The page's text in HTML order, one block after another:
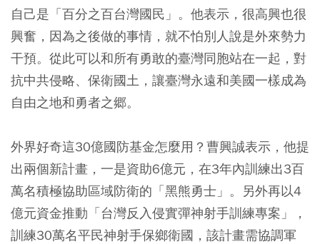
自己是「百分之百台灣國民」。他表示，很高興也很
興奮，因為之後做的事情，就不怕別人說是外來勢力
干預。從此可以和所有勇敢的臺灣同胞站在一起，對
抗中共侵略、保衛國土，讓臺灣永遠和美國一樣成為
自由之地和勇者之郷。
外界好奇這30億國防基金怎麼用？曹興誠表示，他提
出兩個新計畫，一是資助6億元，在3年內訓練出3百
萬名積極協助區域防衛的「黑熊勇士」。另外再以4
億元資金推動「台灣反入侵實彈神射手訓練專案」，
訓練30萬名平民神射手保鄉衛國，該計畫需協調軍